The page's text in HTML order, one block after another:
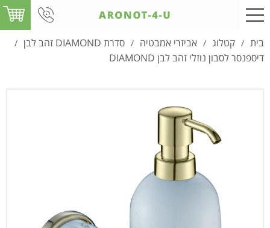
בית / קטלוג / אביזרי אמבטיה / סדרת DIAMOND זהב לבן /
דיספנסר לסבון נוזלי זהב לבן DIAMOND